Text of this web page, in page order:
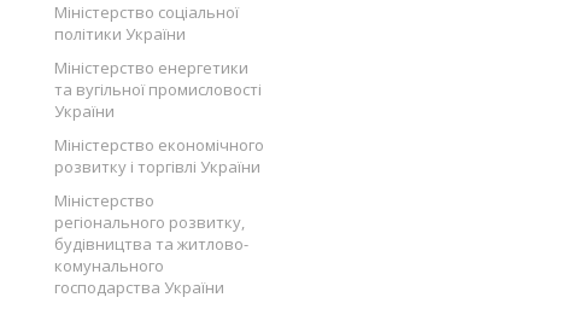
Міністерство соціальної
політики України
Міністерство енергетики
та вугільної промисловості
України
Міністерство економічного
розвитку і торгівлі України
Міністерство
регіонального розвитку,
будівництва та житлово-
комунального
господарства України